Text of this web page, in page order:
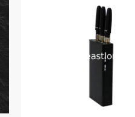
हमादिवो-फ्रांस
सर्वश्रेष्ठ विक्रेता, अच्छा लेनदेन और तेजी से